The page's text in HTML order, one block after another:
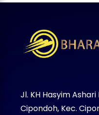
Jl. KH Hasyim Ashari
Cipondoh, Kec.